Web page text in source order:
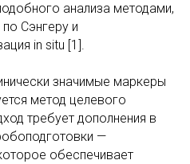
анализа методами,
Сэнгеру и
in situ [1].
значимые маркеры
метод целевого
требует дополнения в
—
обеспечивает